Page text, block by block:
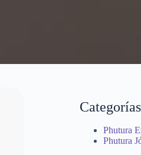
Categorías
Phutura
Phutura